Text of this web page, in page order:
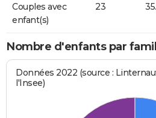
Couples avec
enfant(s)
23
Nombre d'enfants par
Données 2022 (source :
l'Insee)